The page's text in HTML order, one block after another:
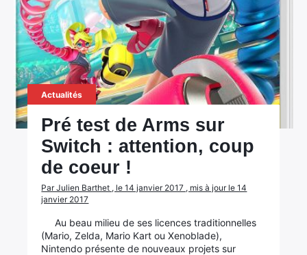
Actualités
Pré test de Arms sur
Switch : attention, coup
de coeur !
Par Julien Barthet , le 14 janvier 2017 , mis à jour le 14
janvier 2017
Au beau milieu de ses licences traditionnelles
(Mario, Zelda, Mario Kart ou Xenoblade),
Nintendo présente de nouveaux projets sur